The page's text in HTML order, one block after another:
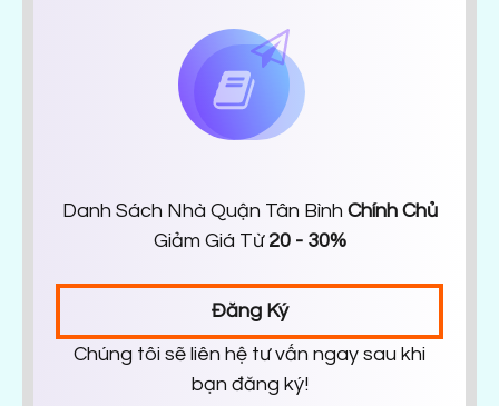
Danh Sách Nhà Quận Tân Bình Chính Chủ
Giảm Giá Từ 20 - 30%
Đăng Ký
Chúng tôi sẽ liên hệ tư vấn ngay sau khi
bạn đăng ký!